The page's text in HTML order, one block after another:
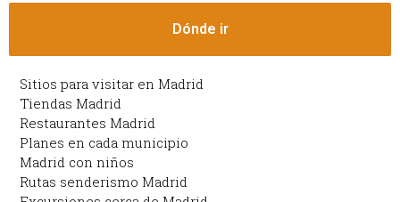
Dónde ir
Sitios para visitar en Madrid
Tiendas Madrid
Restaurantes Madrid
Planes en cada municipio
Madrid con niños
Rutas senderismo Madrid